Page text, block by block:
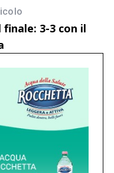
3-3 con il